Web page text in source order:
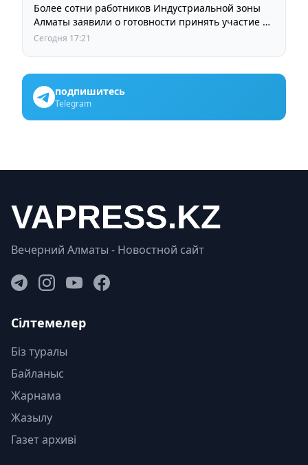
Более сотни работников Индустриальной зоны
Алматы заявили о готовности принять участие в
выборах членов Курылтая
Сегодня 17:21
подпишитесь
Telegram
Вечерний Алматы - Новостной сайт
Сілтемелер
Біз туралы
Байланыс
Жарнама
Жазылу
Газет архиві